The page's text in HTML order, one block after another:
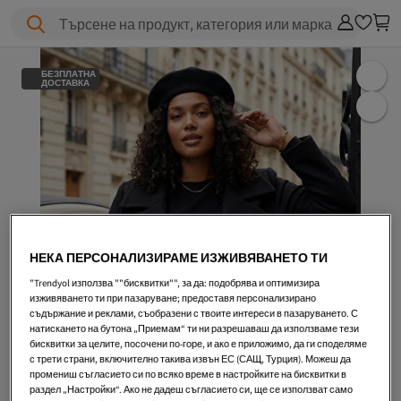
Търсене на продукт, категория или марка
БЕЗПЛАТНА
ДОСТАВКА
НЕКА ПЕРСОНАЛИЗИРАМЕ ИЗЖИВЯВАНЕТО ТИ
"Trendyol използва ""бисквитки"", за да: подобрява и оптимизира
изживяването ти при пазаруване; предоставя персонализирано
съдържание и реклами, съобразени с твоите интереси в пазаруването. С
натискането на бутона „Приемам“ ти ни разрешаваш да използваме тези
бисквитки за целите, посочени по-горе, и ако е приложимо, да ги споделяме
с трети страни, включително такива извън ЕС (САЩ, Турция). Можеш да
промениш съгласието си по всяко време в настройките на бисквитки в
раздел „Настройки“. Ако не дадеш съгласието си, ще се използват само